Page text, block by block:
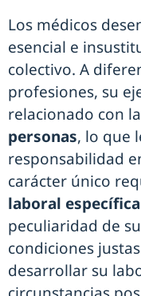
Los médicos
esencial e
colectivo. A
profesiones, su
relacionado con
personas, lo que
responsabilidad
carácter único
laboral específica
peculiaridad de
condiciones
desarrollar su